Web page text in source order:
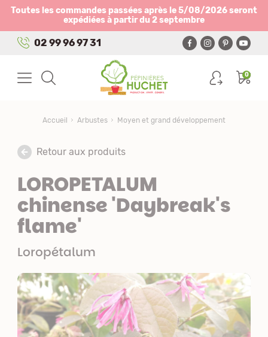
Toutes les commandes passées après le 5/08/2026 seront
expédiées à partir du 2 septembre
02 99 96 97 31
0
Accueil Arbustes Moyen et grand développement
Retour aux produits
LOROPETALUM
chinense 'Daybreak's
flame'
Loropétalum
Panneau de gestion des cookies